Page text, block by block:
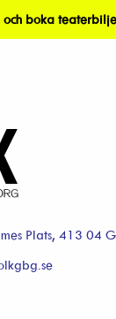
och boka
Plats, 413 04